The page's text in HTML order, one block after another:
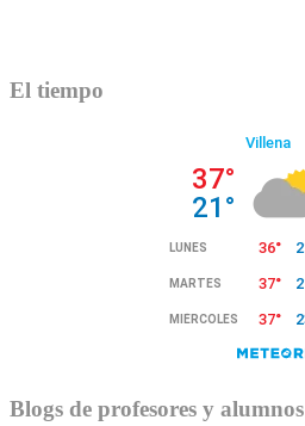
El tiempo
Blogs de profesores y alumnos